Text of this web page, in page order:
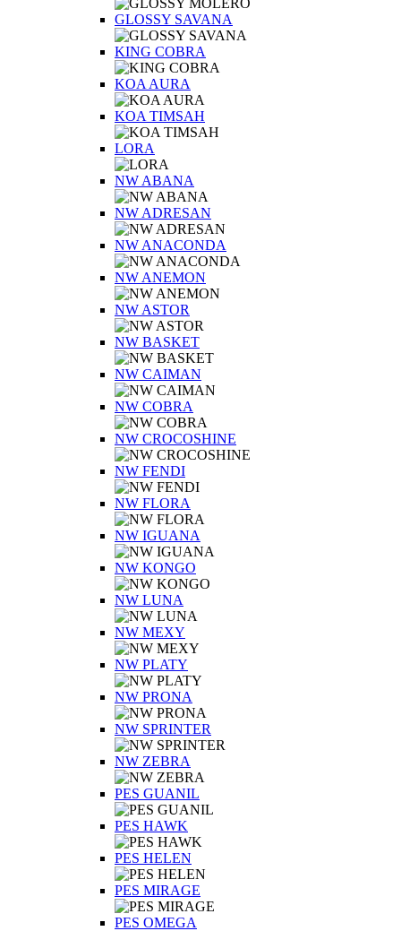
GLOSSY SAVANA
KING COBRA
KOA AURA
KOA TIMSAH
LORA
NW ABANA
NW ADRESAN
NW ANACONDA
NW ANEMON
NW ASTOR
NW BASKET
NW CAIMAN
NW COBRA
NW CROCOSHINE
NW FENDI
NW FLORA
NW IGUANA
NW KONGO
NW LUNA
NW MEXY
NW PLATY
NW PRONA
NW SPRINTER
NW ZEBRA
PES GUANIL
PES HAWK
PES HELEN
PES MIRAGE
PES OMEGA